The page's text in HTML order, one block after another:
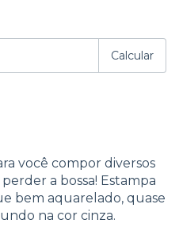
Calcular
você compor diversos
a bossa! Estampa
bem aquarelado, quase
na cor cinza.